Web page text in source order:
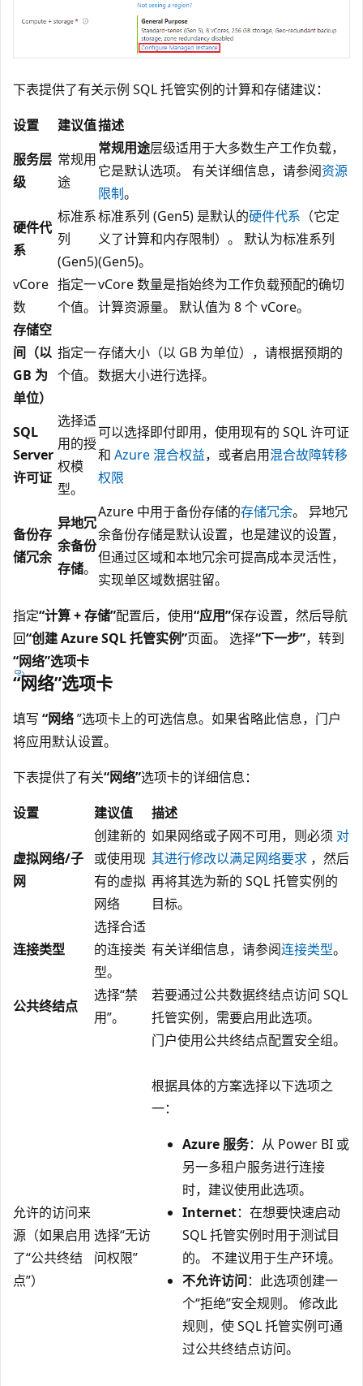
下表提供了有关示例 SQL 托管实例的计算和存储建议：
设置
建议值描述
服务层
级
常规用
途
常规用途层级适用于大多数生产工作负载，
它是默认选项。 有关详细信息，请参阅资源
限制。
硬件代
系
标准系
列
(Gen5)
标准系列 (Gen5) 是默认的硬件代系 （它定
义了计算和内存限制）。 默认为标准系列
(Gen5)。
vCore
数
指定一
个值。
vCore 数量是指始终为工作负载预配的确切
计算资源量。 默认值为 8 个 vCore。
存储空
间（以
GB 为
单位）
指定一
个值。
存储大小（以 GB 为单位），请根据预期的
数据大小进行选择。
SQL
Server
许可证
选择适
用的授
权模
型。
可以选择即付即用，使用现有的 SQL 许可证
和 Azure 混合权益，或者启用混合故障转移
权限
备份存
储冗余
异地冗
余备份
存储。
Azure 中用于备份存储的存储冗余。 异地冗
余备份存储是默认设置，也是建议的设置，
但通过区域和本地冗余可提高成本灵活性，
实现单区域数据驻留。
指定“计算 + 存储”配置后，使用“应用”保存设置，然后导航
回“创建 Azure SQL 托管实例”页面。 选择“下一步”，转到
“网络”选项卡
“网络”选项卡
填写 “网络”选项卡上的可选信息。如果省略此信息，门户
将应用默认设置。
下表提供了有关“网络”选项卡的详细信息：
设置
建议值 描述
虚拟网络/子
网
创建新的
或使用现
有的虚拟
网络
如果网络或子网不可用，则必须 对
其进行修改以满足网络要求 ，然后
再将其选为新的 SQL 托管实例的
目标。
连接类型
选择合适
的连接类
型。
有关详细信息，请参阅连接类型。
公共终结点
选择“禁
用”。
若要通过公共数据终结点访问 SQL
托管实例，需要启用此选项。
允许的访问来
源（如果启用
了“公共终结
点”）
选择“无访
问权限”
门户使用公共终结点配置安全组。
根据具体的方案选择以下选项之
一：
Azure 服务：从 Power BI 或
另一多租户服务进行连接
时，建议使用此选项。
Internet：在想要快速启动
SQL 托管实例时用于测试目
的。 不建议用于生产环境。
不允许访问：此选项创建一
个“拒绝”安全规则。 修改此
规则，使 SQL 托管实例可通
过公共终结点访问。